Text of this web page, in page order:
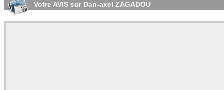
Votre AVIS sur Dan-axel ZAGADOU